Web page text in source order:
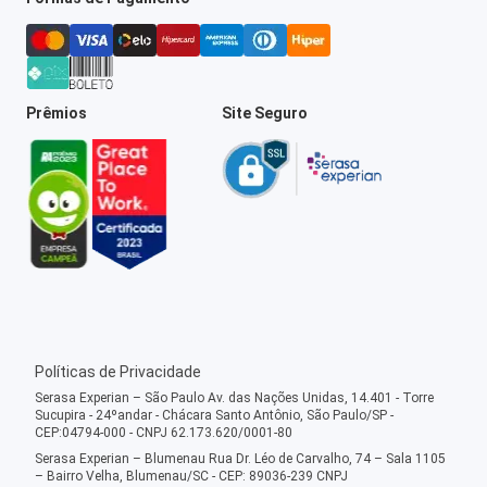
Prêmios Site Seguro
Políticas de Privacidade
Serasa Experian – São Paulo Av. das Nações Unidas, 14.401 - Torre
Sucupira - 24ºandar - Chácara Santo Antônio, São Paulo/SP -
CEP:04794-000 - CNPJ 62.173.620/0001-80
Serasa Experian – Blumenau Rua Dr. Léo de Carvalho, 74 – Sala 1105
– Bairro Velha, Blumenau/SC - CEP: 89036-239 CNPJ